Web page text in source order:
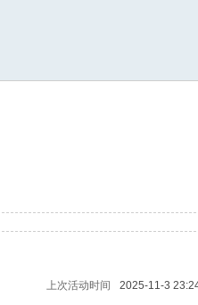
上次活动时间
2025-11-3